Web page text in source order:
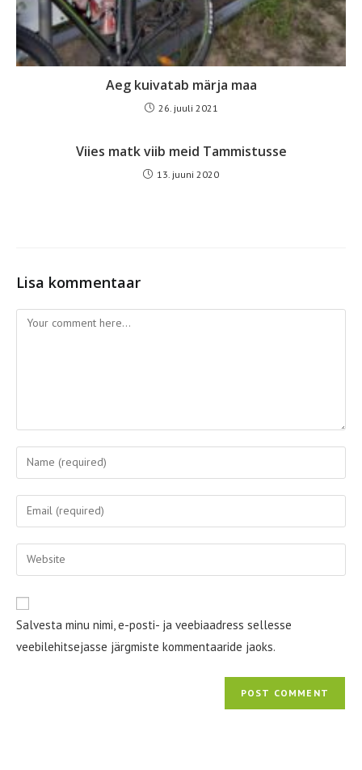
Aeg kuivatab märja maa
26. juuli 2021
Viies matk viib meid Tammistusse
13. juuni 2020
Lisa kommentaar
Comment
Enter
your
name
comment
Enter
your
email
address
Enter
your
URL
(optional)
Salvesta minu nimi, e-posti- ja veebiaadress sellesse
veebilehitsejasse järgmiste kommentaaride jaoks.